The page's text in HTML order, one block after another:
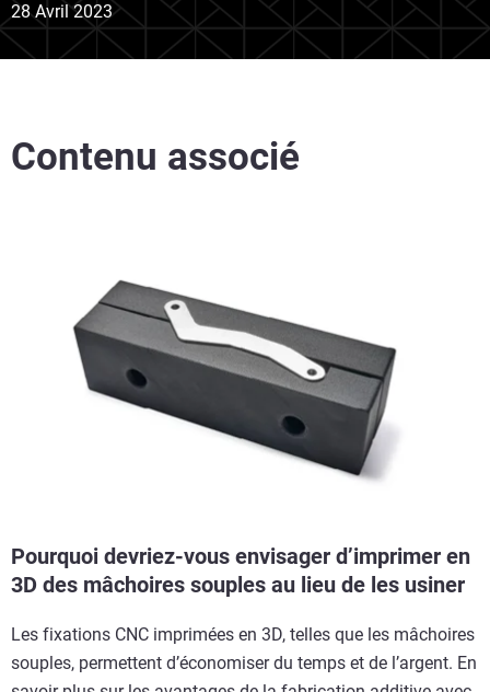
28 Avril 2023
Contenu associé
Pourquoi devriez-vous envisager d’imprimer en
3D des mâchoires souples au lieu de les usiner
Les fixations CNC imprimées en 3D, telles que les mâchoires
souples, permettent d’économiser du temps et de l’argent. En